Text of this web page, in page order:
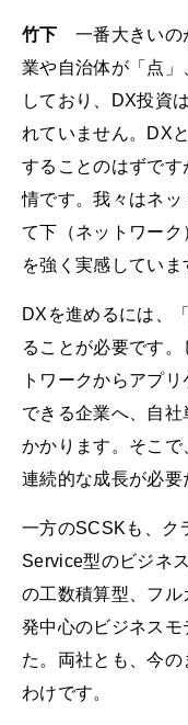
竹下 一番大きいの
業や自治体が「点
しており、DX投資
れていません。DX
することのはずで
情です。我々はネ
て下（ネットワー
を強く実感していま
DXを進めるには、
ることが必要です
トワークからアプ
できる企業へ、自
かかります。そこ
連続的な成長が必要
一方のSCSKも、ク
Service型のビジネ
の工数積算型、フ
発中心のビジネスモ
た。両社とも、今
わけです。